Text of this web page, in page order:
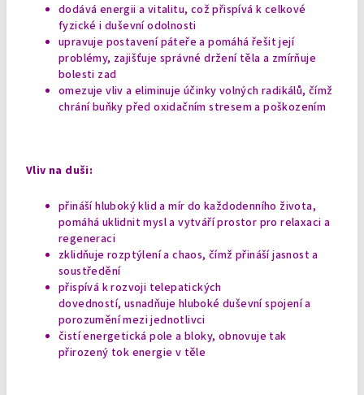
dodává energii a vitalitu, což přispívá k celkové
fyzické i duševní odolnosti
upravuje postavení páteře a pomáhá řešit její
problémy, zajišťuje správné držení těla a zmírňuje
bolesti zad
omezuje vliv a eliminuje účinky volných radikálů, čímž
chrání buňky před oxidačním stresem a poškozením
Vliv na duši:
přináší hluboký klid a mír do každodenního života,
pomáhá uklidnit mysl a vytváří prostor pro relaxaci a
regeneraci
zklidňuje rozptýlení a chaos, čímž přináší jasnost a
soustředění
přispívá k rozvoji telepatických
dovedností, usnadňuje hluboké duševní spojení a
porozumění mezi jednotlivci
čistí energetická pole a bloky, obnovuje tak
přirozený tok energie v těle